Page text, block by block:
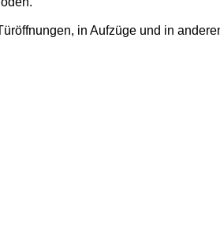
in Aufzüge und in